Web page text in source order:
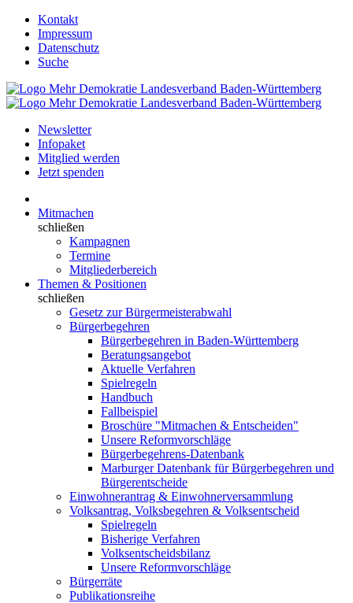
Kontakt
Impressum
Datenschutz
Suche
Newsletter
Infopaket
Mitglied werden
Jetzt spenden
Mitmachen
schließen
Kampagnen
Termine
Mitgliederbereich
Themen & Positionen
schließen
Gesetz zur Bürgermeisterabwahl
Bürgerbegehren
Bürgerbegehren in Baden-Württemberg
Beratungsangebot
Aktuelle Verfahren
Spielregeln
Handbuch
Fallbeispiel
Broschüre "Mitmachen & Entscheiden"
Unsere Reformvorschläge
Bürgerbegehrens-Datenbank
Marburger Datenbank für Bürgerbegehren und
Bürgerentscheide
Einwohnerantrag & Einwohnerversammlung
Volksantrag, Volksbegehren & Volksentscheid
Spielregeln
Bisherige Verfahren
Volksentscheidsbilanz
Unsere Reformvorschläge
Bürgerräte
Publikationsreihe